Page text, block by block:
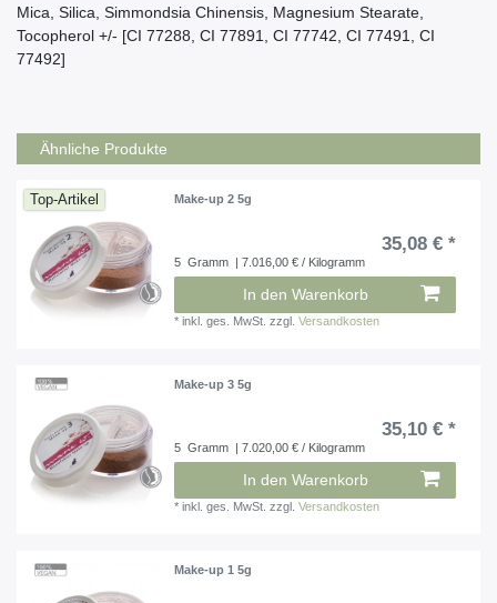
Mica, Silica, Simmondsia Chinensis, Magnesium Stearate,
Tocopherol +/- [CI 77288, CI 77891, CI 77742, CI 77491, CI
77492]
Ähnliche Produkte
Top-Artikel Make-up 2 5g
35,08 € *
5 Gramm | 7.016,00 € / Kilogramm
In den Warenkorb
*inkl. ges. MwSt. zzgl.Versandkosten
Make-up 3 5g
35,10 € *
5 Gramm | 7.020,00 € / Kilogramm
In den Warenkorb
*inkl. ges. MwSt. zzgl.Versandkosten
Make-up 1 5g